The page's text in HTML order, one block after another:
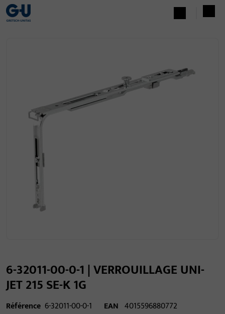
6-32011-00-0-1 | VERROUILLAGE UNI-
JET 215 SE-K 1G
Référence 6-32011-00-0-1 EAN 4015596880772